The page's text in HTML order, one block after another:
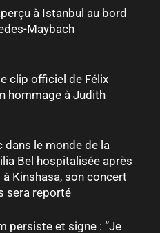
à Istanbul au bord
Maybach
clip officiel de Félix
hommage à Judith
dans le monde de la
Bel hospitalisée après
Kinshasa, son concert
sera reporté
persiste et signe : “Je